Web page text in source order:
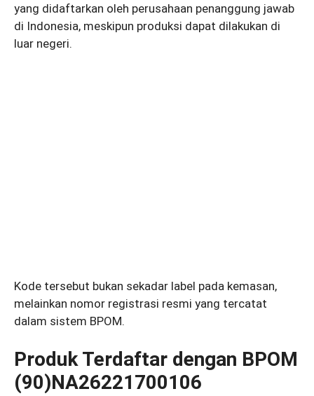
yang didaftarkan oleh perusahaan penanggung jawab
di Indonesia, meskipun produksi dapat dilakukan di
luar negeri.
Kode tersebut bukan sekadar label pada kemasan,
melainkan nomor registrasi resmi yang tercatat
dalam sistem BPOM.
Produk Terdaftar dengan BPOM
(90)NA26221700106